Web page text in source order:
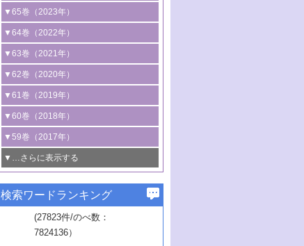
触媒開発
3号 有機分子変換やCO 資源化のための
光触媒に関する最近の研究
B号 第137回触媒討論会（2026年）
ーンケミカル製造
2号 水素製造のための水分解技術に関す
る最近の研究
3号 オレフィン系樹脂の精密合成に関す
る最新技術
4号 アルコール類の効率的変換を実現す
る非貴金属触媒の研究動向
5号 ゼオライトの合成と応用における研
究動向
6号 ヘテロ接合界面
B号 第135回触媒討論会（2025年）
1号 低次元ナノ構造を有する触媒材料
2号 規制反応場を活用した固体触媒研究
の新展開
3号 未踏分子変換を目指した酸化触媒プ
ロセスの最前線
4号 シンクロトロン放射光および中性子
線を利用した触媒解析技術の最先端
5号 単原子触媒
6号 参照触媒委員会からのお知らせ
B号 第133回触媒討論会（2023年）
▼65巻（2023年）
1号 炭素が関わる触媒機能
2号 プラスチックケミカルリサイクルの
ための触媒技術
3号 非酸化物系金属化合物を基盤とした
触媒材料の開発
4号 格子酸素・格子酸素欠陥を利用した
触媒反応
5号 生体触媒によるエネルギー変換反応
6号 窒素とリンの循環のための触媒・機
能性材料
▼64巻（2022年）
1号 合成ガス製造とCOを用いるケミカル
ズ合成の最新動向
2号 化学品合成のための合金触媒開発
3号 CO の排出削減および有効活用のた
めの触媒技術
4号 若手による情報発信企画～とびたて
若き触媒の研究者たち～（1）
若き触媒の研究者たち～（2）
6号 石油のノーブル・ユースを志向した
触媒技術
▼63巻（2021年）
1号 金触媒の新展開
2号 ペロブスカイト
3号 特殊反応場を利用した触媒的分子変
換反応
4号 多孔質材料を用いた触媒の新展開
5号 情報学的手法を用いた触媒開発
6号 カーボンニュートラルに向けた電解
技術
B号 第127回触媒討論会（2021年・オン
ライン開催(Zoom)のみ）
▼62巻（2020年）
1号 触媒設計を拓く欠陥構造のキャラク
タリゼーション
2号 機能化学品製造に資するクリーンな
触媒的酸化反応
3号 水処理のための触媒化学
4号 光触媒を用いた水分解の最新の研究
動向
5号 次世代の触媒プロセスを支えるマイ
▼61巻（2019年）
1号 物質移動制御に着目した触媒プロセ
ス開発
2号 CO2 フリー水素サプライチェーンに
関わる触媒開発動向
3号 精密高分子合成に関する最近の研究
動向
4号 バイオマス化成品製造のための触媒
▼60巻（2018年）
1号 固体酸触媒の最新の研究動向
2号 二酸化炭素からの有用化学品合成
3号 ナノ粒子・クラスター触媒の最前線
4号 60周年記念企画
5号 進化するゼオライト合成技術
6号 非貴金属系触媒における電気化学的
▼59巻（2017年）
1号 いたるところに，触媒
最先端技術
3号 無機分離膜材料の開発と触媒反応プ
ロセスへの適用
▼…さらに表示する
1号 ユニークな構造の高分子を生み出す触
2号 リグニンからの化成品製造に向けた触
▼57巻（2015年）
1号 水素キャリアにかかわる触媒技術の新
▼56巻（2014年）
検索ワードランキング
(27823件/のべ数：
7824136）